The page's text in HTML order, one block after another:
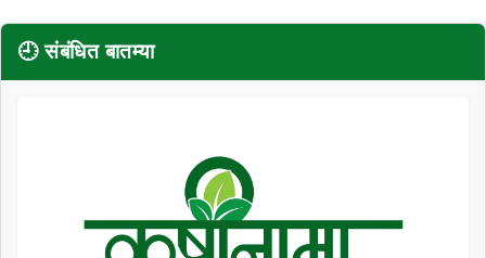
🕘 संबंधित बातम्या